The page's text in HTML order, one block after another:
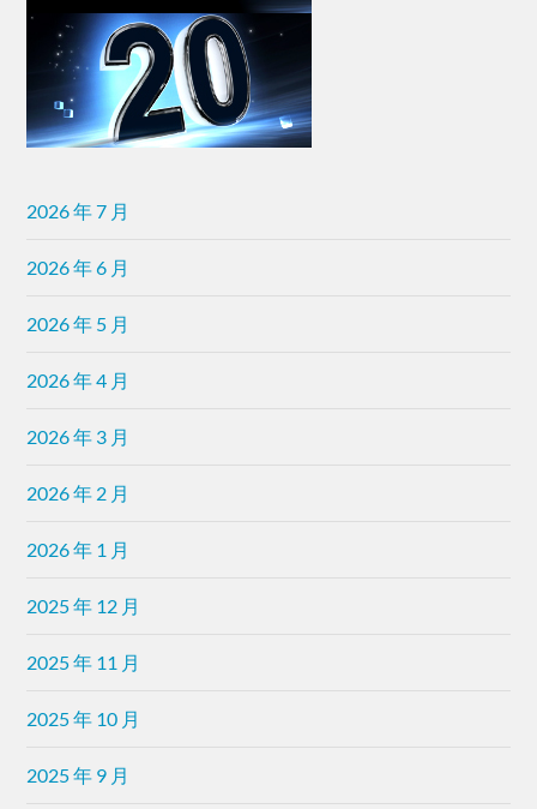
2026 年 7 月
2026 年 6 月
2026 年 5 月
2026 年 4 月
2026 年 3 月
2026 年 2 月
2026 年 1 月
2025 年 12 月
2025 年 11 月
2025 年 10 月
2025 年 9 月